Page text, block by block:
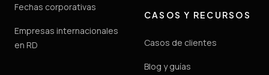
Fechas corporativas
Empresas internacionales
en RD
CASOS Y RECURSOS
Casos de clientes
Blog y guías